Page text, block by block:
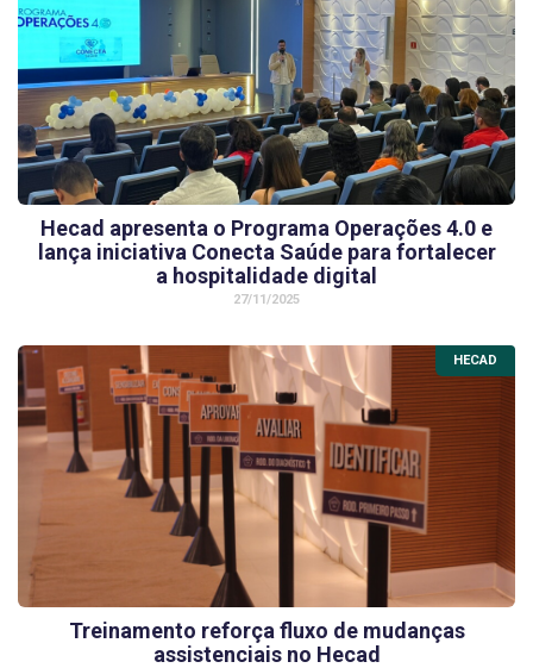
Hecad apresenta o Programa Operações 4.0 e
lança iniciativa Conecta Saúde para fortalecer
a hospitalidade digital
27/11/2025
HECAD
Treinamento reforça fluxo de mudanças
assistenciais no Hecad